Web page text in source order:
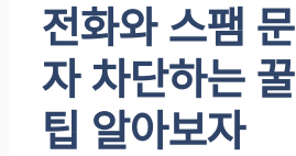
전화와 스팸 문
자 차단하는 꿀
팁 알아보자